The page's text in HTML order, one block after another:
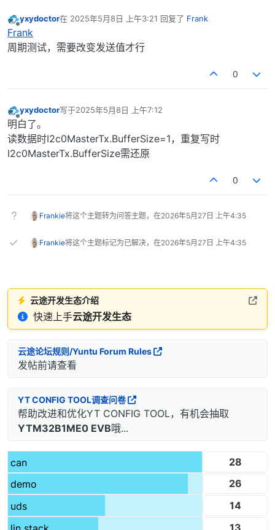
离线
yxydoctor在 2025年5月8日 上午3:21 回复了 Frank
最后由 编辑
Frank
周期测试，需要改变发送值才行
0
离线
yxydoctor写于2025年5月8日 上午7:12
最后由 编辑
明白了。
读数据时I2c0MasterTx.BufferSize=1，重复写时
I2c0MasterTx.BufferSize需还原
0
Frankie将这个主题转为问答主题，在2026年5月27日 上午4:35
Frankie将这个主题标记为已解决，在2026年5月27日 上午4:35
云途开发生态介绍
快速上手云途开发生态
云途论坛规则/Yuntu Forum Rules
发帖前请查看
YT CONFIG TOOL调查问卷
帮助改进和优化YT CONFIG TOOL，有机会抽取
YTM32B1ME0 EVB哦...
can
28
demo
26
uds
14
13